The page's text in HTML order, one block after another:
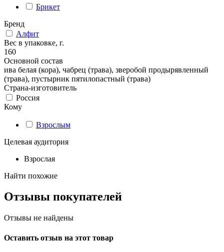
Брикет
Бренд
Алфит
Вес в упаковке, г.
160
Основной состав
ива белая (кора), чабрец (трава), зверобой продырявленный
(трава), пустырник пятилопастный (трава)
Страна-изготовитель
Россия
Кому
Взрослым
Целевая аудитория
Взрослая
Найти похожие
Отзывы покупателей
Отзывы не найдены
Оставить отзыв на этот товар